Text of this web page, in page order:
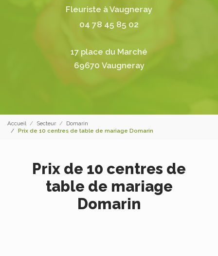
Fleuriste à Vaugneray
04 78 45 85 02
17 place du Marché
69670 Vaugneray
Accueil Secteur
Domarin
Prix de 10 centres de table de mariage Domarin
Prix de 10 centres de
table de mariage
Domarin